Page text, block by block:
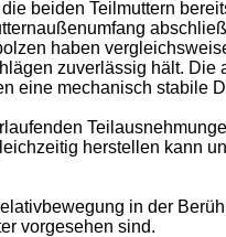
beiden Teilmuttern
haben
zuverlässig hält.
eine mechanisch stabile
herstellen kann
in der
vorgesehen sind.